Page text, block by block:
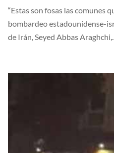
“Estas son fosas las comunes
bombardeo estadounidense-
de Irán, Seyed Abbas